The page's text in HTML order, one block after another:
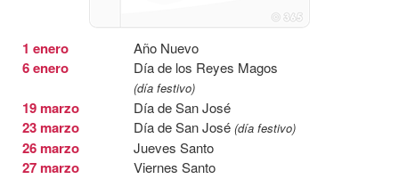
1 enero Año Nuevo
6 enero Día de los Reyes Magos
(día festivo)
19 marzo Día de San José
23 marzo Día de San José (día festivo)
26 marzo Jueves Santo
27 marzo Viernes Santo